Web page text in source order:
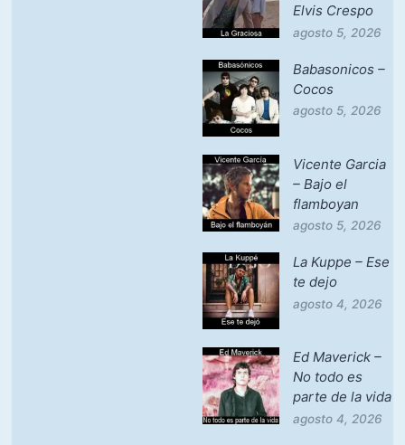
Elvis Crespo
agosto 5, 2026
Babasonicos –
Cocos
agosto 5, 2026
Vicente Garcia
– Bajo el
flamboyan
agosto 5, 2026
La Kuppe – Ese
te dejo
agosto 4, 2026
Ed Maverick –
No todo es
parte de la vida
agosto 4, 2026